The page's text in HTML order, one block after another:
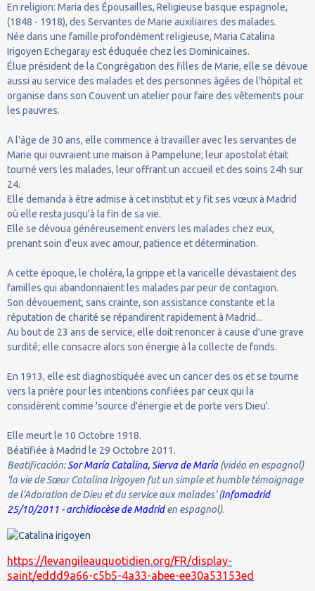
En religion: Maria des Épousailles, Religieuse basque espagnole,
(1848 - 1918), des Servantes de Marie auxiliaires des malades.
Née dans une famille profondément religieuse, Maria Catalina
Irigoyen Echegaray est éduquée chez les Dominicaines.
Élue président de la Congrégation des filles de Marie, elle se dévoue
aussi au service des malades et des personnes âgées de l'hôpital et
organise dans son Couvent un atelier pour faire des vêtements pour
les pauvres.
A l'âge de 30 ans, elle commence à travailler avec les servantes de
Marie qui ouvraient une maison à Pampelune; leur apostolat était
tourné vers les malades, leur offrant un accueil et des soins 24h sur
24.
Elle demanda à être admise à cet institut et y fit ses vœux à Madrid
où elle resta jusqu'à la fin de sa vie.
Elle se dévoua généreusement envers les malades chez eux,
prenant soin d'eux avec amour, patience et détermination.
A cette époque, le choléra, la grippe et la varicelle dévastaient des
familles qui abandonnaient les malades par peur de contagion.
Son dévouement, sans crainte, son assistance constante et la
réputation de charité se répandirent rapidement à Madrid...
Au bout de 23 ans de service, elle doit renoncer à cause d'une grave
surdité; elle consacre alors son énergie à la collecte de fonds.
En 1913, elle est diagnostiquée avec un cancer des os et se tourne
vers la prière pour les intentions confiées par ceux qui la
considèrent comme 'source d'énergie et de porte vers Dieu'.
Elle meurt le 10 Octobre 1918.
Béatifiée à Madrid le 29 Octobre 2011.
Beatificación:Sor María Catalina, Sierva de María (vidéo en espagnol)
'la vie de Sœur Catalina Irigoyen fut un simple et humble témoignage
de l'Adoration de Dieu et du service aux malades' (Infomadrid
25/10/2011 - archidiocèse de Madriden espagnol).
https://levangileauquotidien.org/FR/display-
saint/eddd9a66-c5b5-4a33-abee-ee30a53153ed